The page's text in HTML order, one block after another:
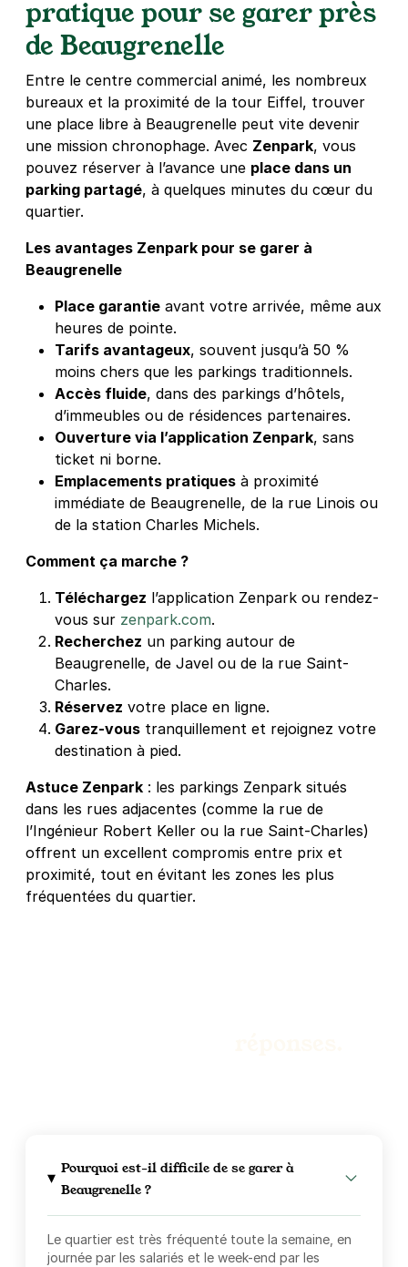
pratique pour se garer près
de Beaugrenelle
Entre le centre commercial animé, les nombreux
bureaux et la proximité de la tour Eiffel, trouver
une place libre à Beaugrenelle peut vite devenir
une mission chronophage. Avec Zenpark, vous
pouvez réserver à l’avance une place dans un
parking partagé, à quelques minutes du cœur du
quartier.
Les avantages Zenpark pour se garer à
Beaugrenelle
Place garantie avant votre arrivée, même aux
heures de pointe.
Tarifs avantageux, souvent jusqu’à 50 %
moins chers que les parkings traditionnels.
Accès fluide, dans des parkings d’hôtels,
d’immeubles ou de résidences partenaires.
Ouverture via l’application Zenpark, sans
ticket ni borne.
Emplacements pratiques à proximité
immédiate de Beaugrenelle, de la rue Linois ou
de la station Charles Michels.
Comment ça marche ?
Téléchargez l’application Zenpark ou rendez-
vous sur zenpark.com.
Recherchez un parking autour de
Beaugrenelle, de Javel ou de la rue Saint-
Charles.
Réservez votre place en ligne.
Garez-vous tranquillement et rejoignez votre
destination à pied.
Astuce Zenpark : les parkings Zenpark situés
dans les rues adjacentes (comme la rue de
l’Ingénieur Robert Keller ou la rue Saint-Charles)
offrent un excellent compromis entre prix et
proximité, tout en évitant les zones les plus
fréquentées du quartier.
Pourquoi est-il difficile de se garer à
Beaugrenelle ?
Le quartier est très fréquenté toute la semaine, en
journée par les salariés et le week-end par les